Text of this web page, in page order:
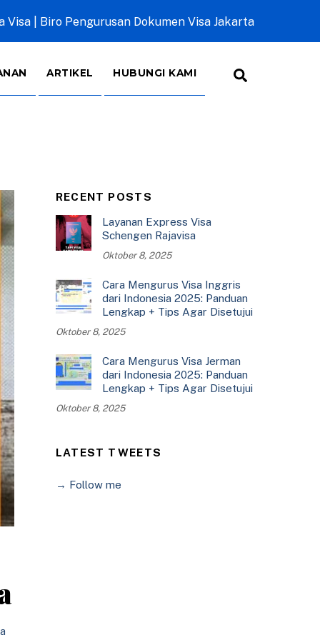
Visa | Biro Pengurusan Dokumen Visa Jakarta
ARTIKEL HUBUNGI KAMI
RECENT POSTS
Layanan Express Visa
Schengen Rajavisa
Oktober 8, 2025
Cara Mengurus Visa Inggris
dari Indonesia 2025: Panduan
Lengkap + Tips Agar Disetujui
Oktober 8, 2025
Cara Mengurus Visa Jerman
dari Indonesia 2025: Panduan
Lengkap + Tips Agar Disetujui
Oktober 8, 2025
LATEST TWEETS
→ Follow me